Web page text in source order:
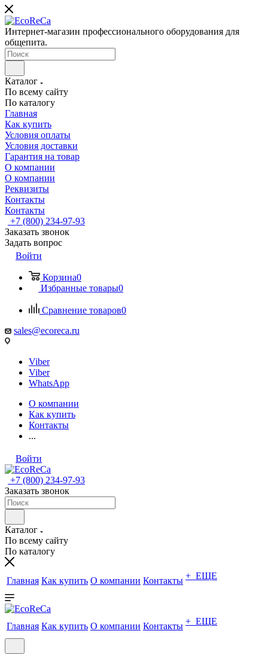
Интернет-магазин профессионального оборудования для
общепита.
Каталог
По всему сайту
По каталогу
Главная
Как купить
Условия оплаты
Условия доставки
Гарантия на товар
О компании
О компании
Реквизиты
Контакты
Контакты
+7 (800) 234-97-93
Заказать звонок
Задать вопрос
Войти
Корзина0
Избранные товары0
Сравнение товаров0
sales@ecoreca.ru
Viber
Viber
WhatsApp
О компании
Как купить
Контакты
...
Войти
+7 (800) 234-97-93
Заказать звонок
Каталог
По всему сайту
По каталогу
Главная Как купить О компании Контакты + ЕЩЕ
Главная Как купить О компании Контакты + ЕЩЕ